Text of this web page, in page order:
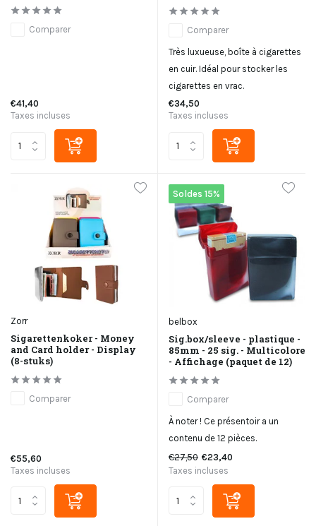
Comparer
€41,40
Taxes incluses
Comparer
Très luxueuse, boîte à cigarettes
en cuir. Idéal pour stocker les
cigarettes en vrac.
€34,50
Taxes incluses
Zorr
Sigarettenkoker - Money
and Card holder - Display
(8-stuks)
Comparer
€55,60
Taxes incluses
Soldes 15%
belbox
Sig.box/sleeve - plastique -
85mm - 25 sig. - Multicolore
- Affichage (paquet de 12)
Comparer
À noter ! Ce présentoir a un
contenu de 12 pièces.
€27,50 €23,40
Taxes incluses